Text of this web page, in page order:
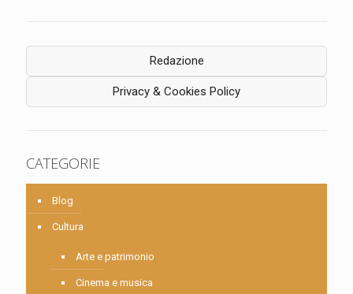
Redazione
Privacy & Cookies Policy
CATEGORIE
Blog
Cultura
Arte e patrimonio
Cinema e musica